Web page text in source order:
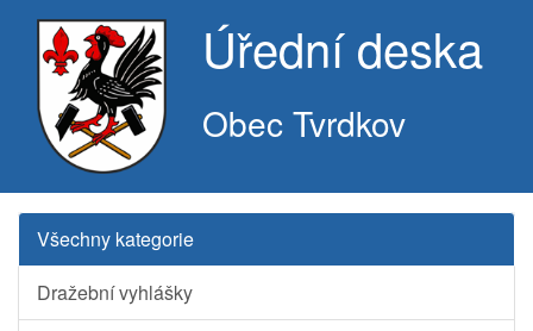
Úřední deska
Obec Tvrdkov
Všechny kategorie
Dražební vyhlášky